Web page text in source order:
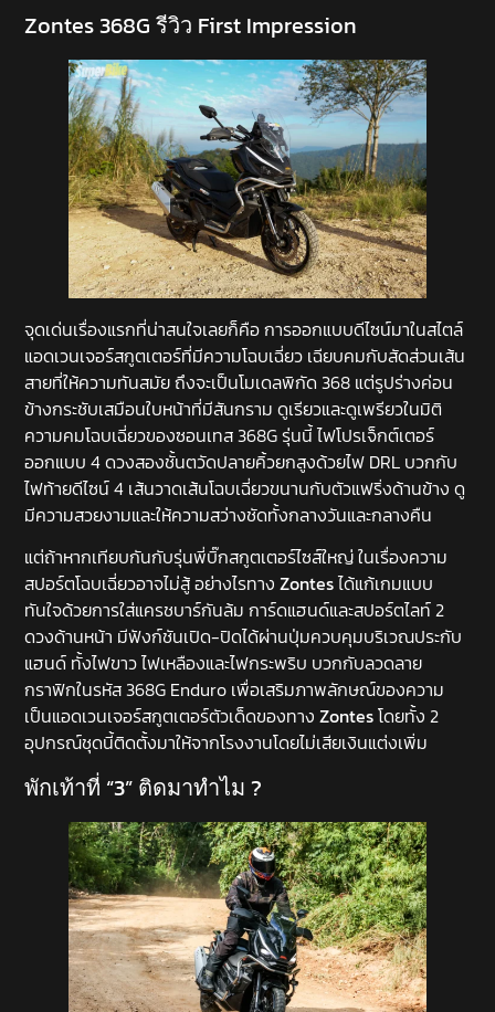
Zontes 368G รีวิว First Impression
จุดเด่นเรื่องแรกที่น่าสนใจเลยก็คือ การออกแบบดีไซน์มาในสไตล์
แอดเวนเจอร์สกูตเตอร์ที่มีความโฉบเฉี่ยว เฉียบคมกับสัดส่วนเส้น
สายที่ให้ความทันสมัย ถึงจะเป็นโมเดลพิกัด 368 แต่รูปร่างค่อน
ข้างกระชับเสมือนใบหน้าที่มีสันกราม ดูเรียวและดูเพรียวในมิติ
ความคมโฉบเฉี่ยวของซอนเทส 368G รุ่นนี้ ไฟโปรเจ็กต์เตอร์
ออกแบบ 4 ดวงสองชั้นตวัดปลายคิ้วยกสูงด้วยไฟ DRL บวกกับ
ไฟท้ายดีไซน์ 4 เส้นวาดเส้นโฉบเฉี่ยวขนานกับตัวแฟริ่งด้านข้าง ดู
มีความสวยงามและให้ความสว่างชัดทั้งกลางวันและกลางคืน
แต่ถ้าหากเทียบกันกับรุ่นพี่บิ๊กสกูตเตอร์ไซส์ใหญ่ ในเรื่องความ
สปอร์ตโฉบเฉี่ยวอาจไม่สู้ อย่างไรทางZontesได้แก้เกมแบบ
ทันใจด้วยการใส่แครชบาร์กันล้ม การ์ดแฮนด์และสปอร์ตไลท์ 2
ดวงด้านหน้า มีฟังก์ชันเปิด-ปิดได้ผ่านปุ่มควบคุมบริเวณประกับ
แฮนด์ ทั้งไฟขาว ไฟเหลืองและไฟกระพริบ บวกกับลวดลาย
กราฟิกในรหัส 368G Enduro เพื่อเสริมภาพลักษณ์ของความ
เป็นแอดเวนเจอร์สกูตเตอร์ตัวเด็ดของทางZontesโดยทั้ง 2
อุปกรณ์ชุดนี้ติดตั้งมาให้จากโรงงานโดยไม่เสียเงินแต่งเพิ่ม
พักเท้าที่ “3” ติดมาทำไม ?